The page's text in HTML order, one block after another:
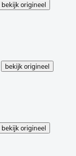
bekijk origineel
bekijk origineel
bekijk origineel